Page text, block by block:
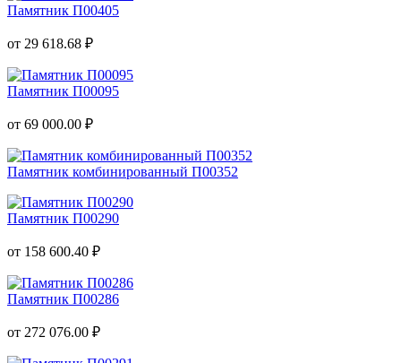
Памятник П00405
от 29 618.68 ₽
Памятник П00095
от 69 000.00 ₽
Памятник комбинированный П00352
Памятник П00290
от 158 600.40 ₽
Памятник П00286
от 272 076.00 ₽